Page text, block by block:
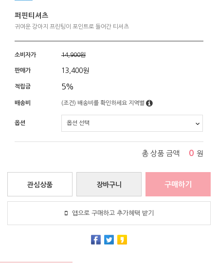
퍼핀티셔츠
귀여운 강아지 프린팅이 포인트로 들어간 티셔츠
소비자가 14,900원
판매가 13,400원
적립금 5%
배송비 (조건) 배송비를 확인하세요 지역별
옵션
총 상품 금액 0 원
장바구니
관심상품 구매하기
앱으로 구매하고 추가혜택 받기